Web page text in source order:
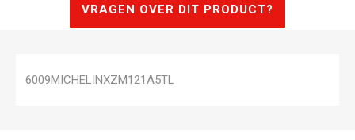
VRAGEN OVER DIT PRODUCT?
6009MICHELINXZM121A5TL